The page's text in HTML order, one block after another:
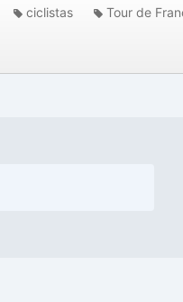
ciclistas Tour de